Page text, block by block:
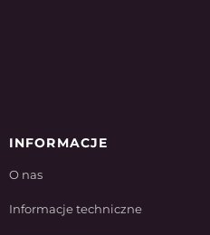
INFORMACJE
O nas
Informacje techniczne